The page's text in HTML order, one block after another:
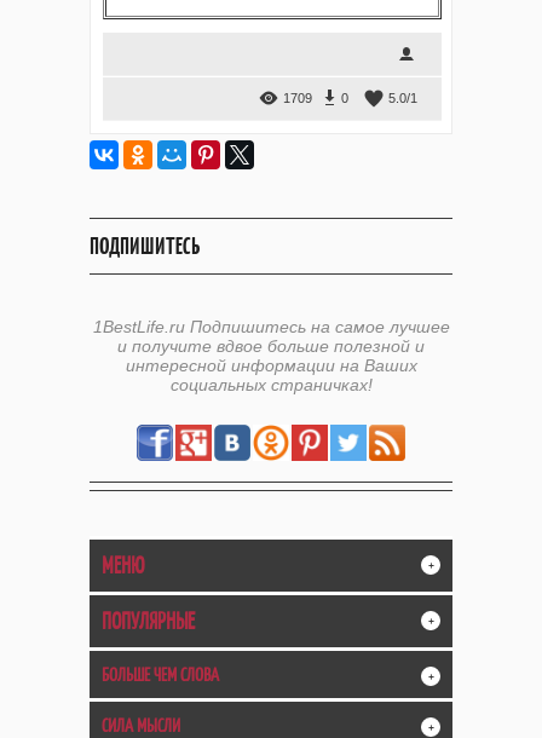
1709 0 5.0/1
ПОДПИШИТЕСЬ
1BestLife.ru Подпишитесь на самое лучшее
и получите вдвое больше полезной и
интересной информации на Ваших
социальных страничках!
МЕНЮ +
ПОПУЛЯРНЫЕ +
БОЛЬШЕ ЧЕМ СЛОВА +
СИЛА МЫСЛИ +